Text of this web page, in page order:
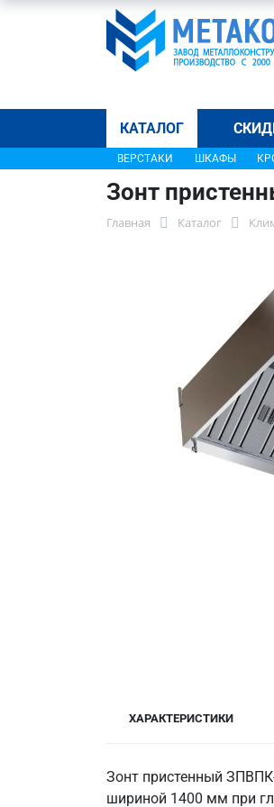
КАТАЛОГ
ВЕРСТАКИ ШКАФЫ
Зонт
Главная Каталог
ХАРАКТЕРИСТИКИ
Зонт пристенный
шириной 1400 мм при